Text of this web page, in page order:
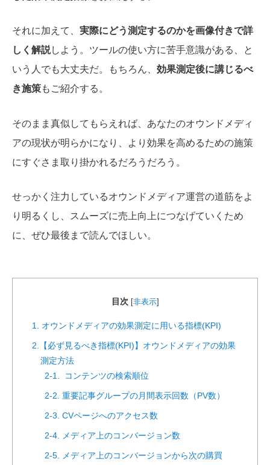
それに加えて、 実際にどう測定するのかを画像付きで詳
しく解説しよう。ツールの使い方に苦手意識がある、と
いう人でも大丈夫だ。もちろん、 効果測定後に講じるべ
き施策もご紹介する。
そのまま真似してもらえれば、あなたのオウンドメディ
アの現状が明らかになり、より効果を高めるための施策
にすぐさま取り掛かれるだろうだろう。
せっかく注力しているオウンドメディア運営の道筋をよ
り明るくし、スムーズに売上向上につなげていくため
に、ぜひ最後まで読んでほしい。
目次 非表示]
1. オウンドメディアの効果測定に用いる指標(KPI)
2.【必ず見るべき指標(KPI)】オウンドメディアの効果
測定方法
2-1. コンテンツの検索順位
2-2. 重要記事グループの月間表示回数（PV数）
2-3. CVページへのアクセス数
2-4. メディア上のコンバージョン数
2-5. メディア上のコンバージョンから次の購買